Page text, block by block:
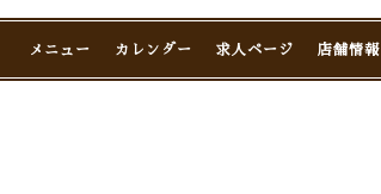
メニュー カレンダー 求人ページ 店舗情報